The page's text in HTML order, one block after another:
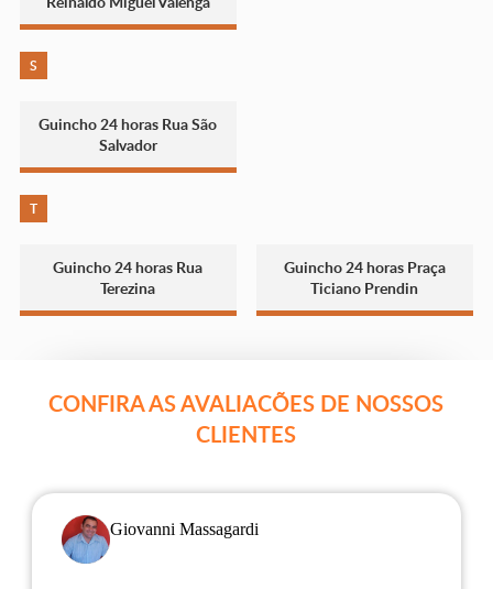
S
Guincho 24 horas Rua São
Salvador
T
Guincho 24 horas Rua
Terezina
Guincho 24 horas Praça
Ticiano Prendin
CONFIRA AS AVALIACÕES DE NOSSOS
CLIENTES
Giovanni Massagardi